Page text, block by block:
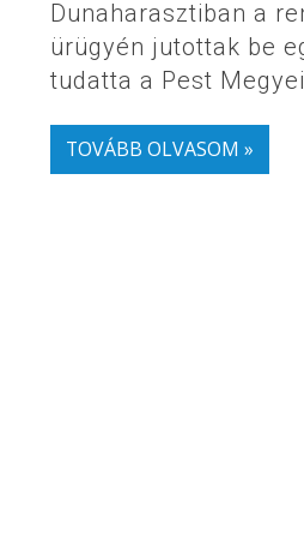
Dunaharasztiban a
ürügyén jutottak be
tudatta a Pest
TOVÁBB OLVASOM »